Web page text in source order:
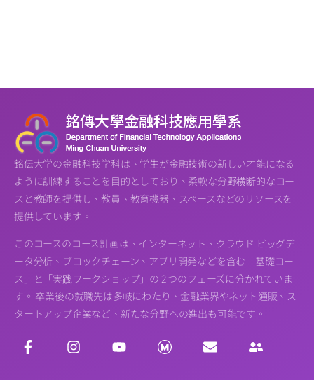
銘伝大学の金融科技学科は、学生が金融技術の新しい才能になる
ように訓練することを目的としており、柔軟な分野横断的なコー
スと教師を提供し、教員、教育機器、スペースなどのリソースを
提供しています。
このコースのコース計画は、インターネット、クラウド ビッグデ
ータ分析、ブロックチェーン、アプリ開発などを含む「基礎コー
ス」と「実践ワークショップ」の 2 つのフェーズに分かれていま
す。 卒業後の就職先は多岐にわたり、金融業界やネット通販、ス
タートアップ企業など、新たな分野への進出も可能です。